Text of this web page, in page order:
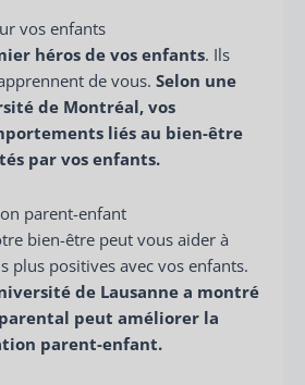
vos enfants
héros de vos enfants. Ils
de vous. Selon une
de Montréal, vos
liés au bien-être
par vos enfants.
parent-enfant
bien-être peut vous aider à
plus positives avec vos enfants.
de Lausanne a montré
peut améliorer la
parent-enfant.